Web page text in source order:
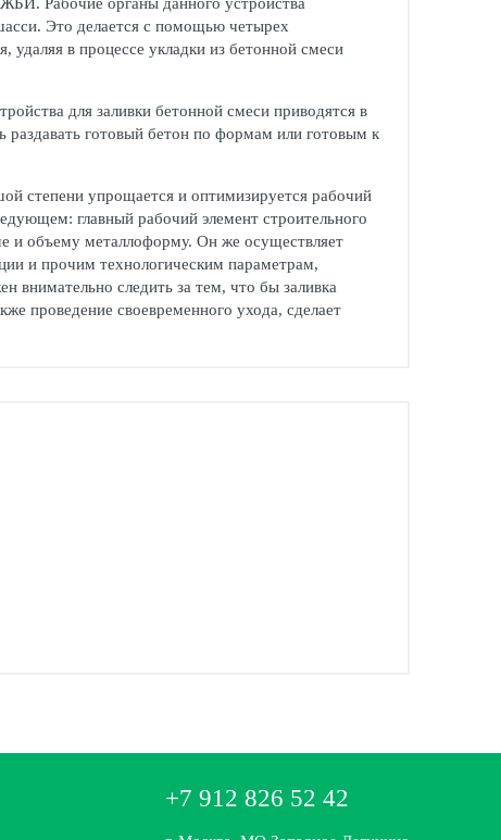
Это делается с помощью четырех
в процессе укладки из бетонной смеси
для заливки бетонной смеси приводятся в
готовый бетон по формам или готовым к
степени упрощается и оптимизируется рабочий
главный рабочий элемент строительного
и объему металлоформу. Он же осуществляет
и прочим технологическим параметрам,
внимательно следить за тем, что бы заливка
проведение своевременного ухода, сделает
+7 912 826 52 42